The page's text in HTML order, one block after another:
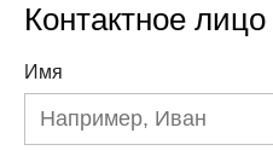
Контактное лицо
Имя